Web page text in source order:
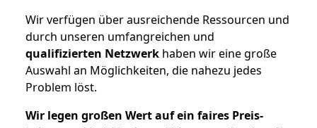
Wir verfügen über ausreichende Ressourcen und
durch unseren umfangreichen und
qualifizierten Netzwerk haben wir eine große
Auswahl an Möglichkeiten, die nahezu jedes
Problem löst.
Wir legen großen Wert auf ein faires Preis-